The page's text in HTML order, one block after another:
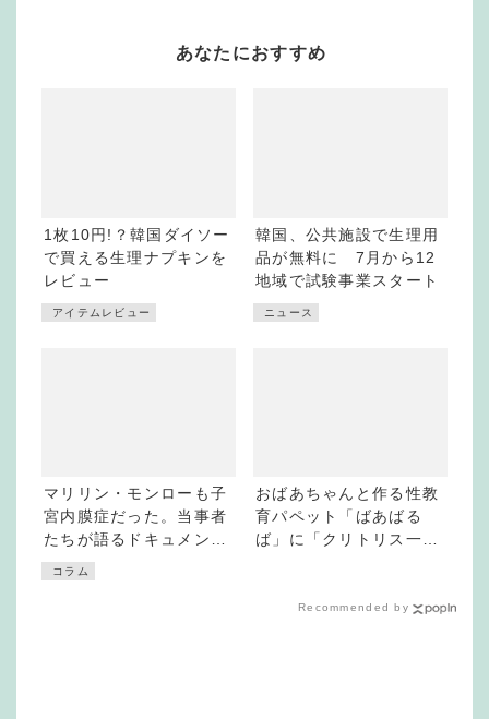
あなたにおすすめ
1枚10円!？韓国ダイソー
で買える生理ナプキンを
レビュー
アイテムレビュー
韓国、公共施設で生理用
品が無料に 7月から12
地域で試験事業スタート
ニュース
マリリン・モンローも子
宮内膜症だった。当事者
たちが語るドキュメンタ
リー「End of the
Cycle」
コラム
おばあちゃんと作る性教
育パペット「ばあばる
ば」に「クリトリス一体
Recommended by